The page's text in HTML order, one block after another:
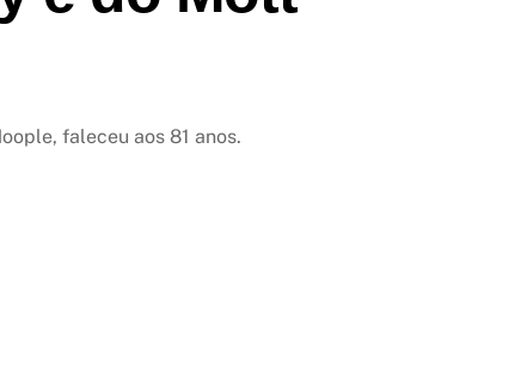
faleceu aos 81 anos.